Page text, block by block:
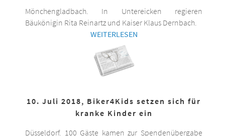
Mönchengladbach. In Untereicken regieren
Bäukönigin Rita Reinartz und Kaiser Klaus Dernbach.
WEITERLESEN
10. Juli 2018, Biker4Kids setzen sich für
kranke Kinder ein
Düsseldorf. 100 Gäste kamen zur Spendenübergabe